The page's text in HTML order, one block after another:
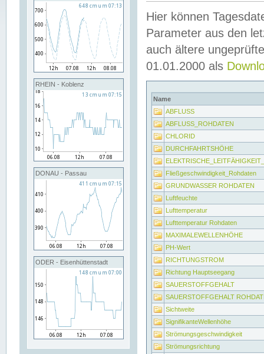
RHEIN - Koblenz
DONAU - Passau
ODER - Eisenhüttenstadt
Hier können
Parameter aus den
auch ältere
01.01.2000 als
Name
ABFLUSS
ABFLUSS_ROHDATEN
CHLORID
DURCHFAHRTSHÖHE
Fließgeschwindigkeit_Rohdaten
GRUNDWASSER ROHDATEN
Luftfeuchte
Lufttemperatur
Lufttemperatur Rohdaten
MAXIMALEWELLENHÖHE
PH-Wert
RICHTUNGSTROM
Richtung Hauptseegang
SAUERSTOFFGEHALT
SAUERSTOFFGEHALT
Sichtweite
SignifikanteWellenhöhe
Strömungsgeschwindigkeit
Strömungsrichtung